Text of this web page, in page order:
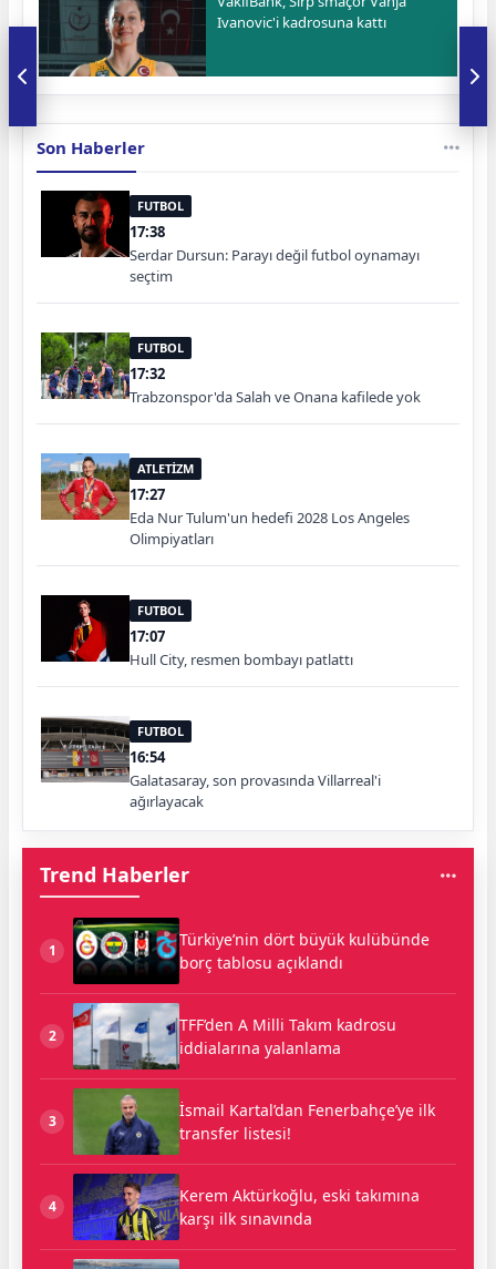
Ivanovic'i kadrosuna kattı
Son Haberler
FUTBOL
17:38
Serdar Dursun: Parayı değil futbol oynamayı
seçtim
FUTBOL
17:32
Trabzonspor'da Salah ve Onana kafilede yok
ATLETİZM
17:27
Eda Nur Tulum'un hedefi 2028 Los Angeles
Olimpiyatları
FUTBOL
17:07
Hull City, resmen bombayı patlattı
FUTBOL
16:54
Galatasaray, son provasında Villarreal'i
ağırlayacak
Trend Haberler
1
Türkiye’nin dört büyük kulübünde
borç tablosu açıklandı
2
TFF’den A Milli Takım kadrosu
iddialarına yalanlama
3
İsmail Kartal’dan Fenerbahçe’ye ilk
transfer listesi!
4
Kerem Aktürkoğlu, eski takımına
karşı ilk sınavında